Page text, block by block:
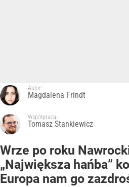
Autor:
Magdalena Frindt
Współpraca:
Tomasz Stankiewicz
Wrze po roku
„Największa hańba”
Europa nam go